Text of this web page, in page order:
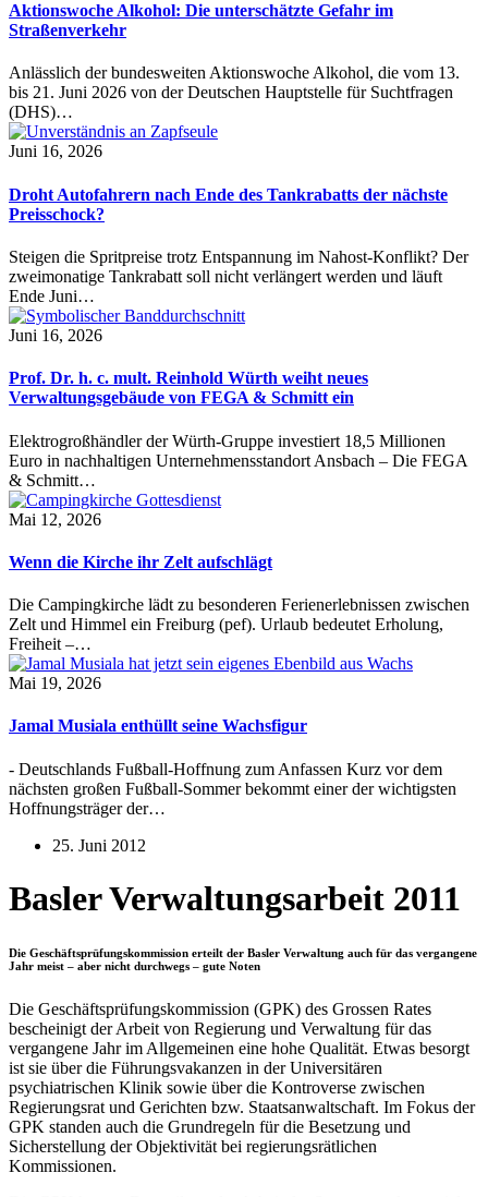
Aktionswoche Alkohol: Die unterschätzte Gefahr im
Straßenverkehr
Anlässlich der bundesweiten Aktionswoche Alkohol, die vom 13.
bis 21. Juni 2026 von der Deutschen Hauptstelle für Suchtfragen
(DHS)…
Juni 16, 2026
Droht Autofahrern nach Ende des Tankrabatts der nächste
Preisschock?
Steigen die Spritpreise trotz Entspannung im Nahost-Konflikt? Der
zweimonatige Tankrabatt soll nicht verlängert werden und läuft
Ende Juni…
Juni 16, 2026
Prof. Dr. h. c. mult. Reinhold Würth weiht neues
Verwaltungsgebäude von FEGA & Schmitt ein
Elektrogroßhändler der Würth-Gruppe investiert 18,5 Millionen
Euro in nachhaltigen Unternehmensstandort Ansbach – Die FEGA
& Schmitt…
Mai 12, 2026
Wenn die Kirche ihr Zelt aufschlägt
Die Campingkirche lädt zu besonderen Ferienerlebnissen zwischen
Zelt und Himmel ein Freiburg (pef). Urlaub bedeutet Erholung,
Freiheit –…
Mai 19, 2026
Jamal Musiala enthüllt seine Wachsfigur
- Deutschlands Fußball-Hoffnung zum Anfassen Kurz vor dem
nächsten großen Fußball-Sommer bekommt einer der wichtigsten
Hoffnungsträger der…
25. Juni 2012
Basler Verwaltungsarbeit 2011
Die Geschäftsprüfungskommission erteilt der Basler Verwaltung auch für das vergangene
Jahr meist – aber nicht durchwegs – gute Noten
Die Geschäftsprüfungskommission (GPK) des Grossen Rates
bescheinigt der Arbeit von Regierung und Verwaltung für das
vergangene Jahr im Allgemeinen eine hohe Qualität. Etwas besorgt
ist sie über die Führungsvakanzen in der Universitären
psychiatrischen Klinik sowie über die Kontroverse zwischen
Regierungsrat und Gerichten bzw. Staatsanwaltschaft. Im Fokus der
GPK standen auch die Grundregeln für die Besetzung und
Sicherstellung der Objektivität bei regierungsrätlichen
Kommissionen.